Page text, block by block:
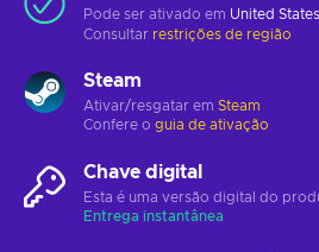
Pode ser ativado em United
Consultar restrições de região
Steam
Ativar/resgatar em Steam
Confere o guia de ativação
Chave digital
Esta é uma versão digital do
Entrega instantânea